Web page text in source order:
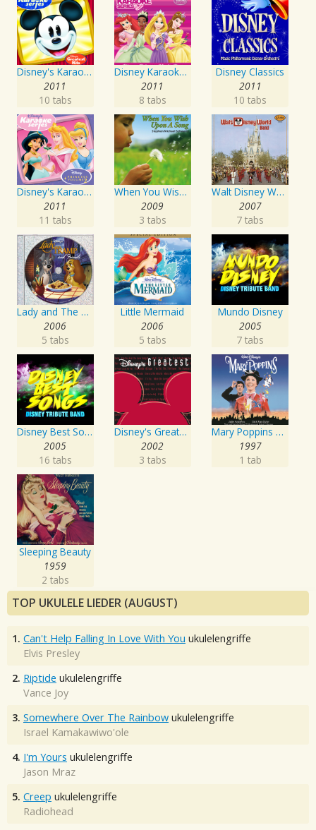
Disney's Karaoke Series: Disney's Greatest Hits
2011
10 tabs
Disney Karaoke Series: Disney Princess Music Box
2011
8 tabs
Disney Classics
2011
10 tabs
Disney's Karaoke Series: Disney Princess Volume 2
2011
11 tabs
When You Wish Upon a Song
2009
3 tabs
Walt Disney World Band
2007
7 tabs
Lady and The Tramp and Friends
2006
5 tabs
Little Mermaid
2006
5 tabs
Mundo Disney
2005
7 tabs
Disney Best Songs
2005
16 tabs
Disney's Greatest Volume 3
2002
3 tabs
Mary Poppins Original Soundtrack
1997
1 tab
Sleeping Beauty
1959
2 tabs
TOP UKULELE LIEDER (AUGUST)
1. Can't Help Falling In Love With You ukulelengriffe
Elvis Presley
2. Riptide ukulelengriffe
Vance Joy
3. Somewhere Over The Rainbow ukulelengriffe
Israel Kamakawiwo'ole
4. I'm Yours ukulelengriffe
Jason Mraz
5. Creep ukulelengriffe
Radiohead